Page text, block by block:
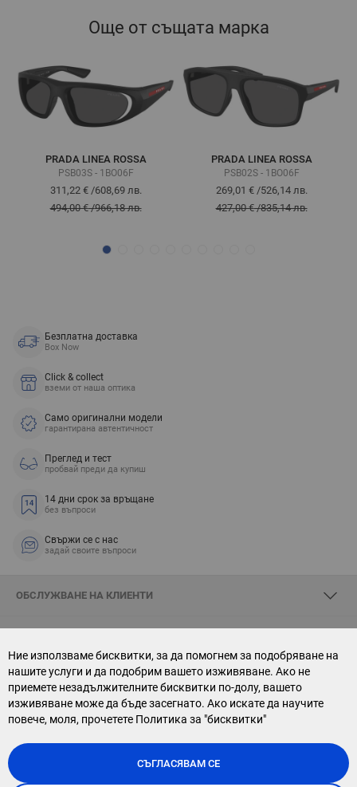
Ние използваме бисквитки, за да помогнем за подобряване на
нашите услуги и да подобрим вашето изживяване. Ако не
приемете незадължителните бисквитки по-долу, вашето
изживяване може да бъде засегнато. Ако искате да научите
повече, моля, прочетете Политика за "бисквитки"
СЪГЛАСЯВАМ СЕ
Още от същата марка
PRADA LINEA ROSSA
PSB03S - 1BO06F
311,22 €/608,69 лв.
494,00 €/966,18 лв.
PRADA LINEA ROSSA
PSB02S - 1BO06F
269,01 €/526,14 лв.
427,00 €/835,14 лв.
Безплатна доставка
Box Now
Click & collect
вземи от наша оптика
Само оригинални модели
гарантирана автентичност
Преглед и тест
пробвай преди да купиш
14 дни срок за връщане
без въпроси
Свържи се с нас
задай своите въпроси
ОБСЛУЖВАНЕ НА КЛИЕНТИ
СВЪРЖИ СЕ С НАС
АБОНАМЕНТ ЗА БЮЛЕТИН